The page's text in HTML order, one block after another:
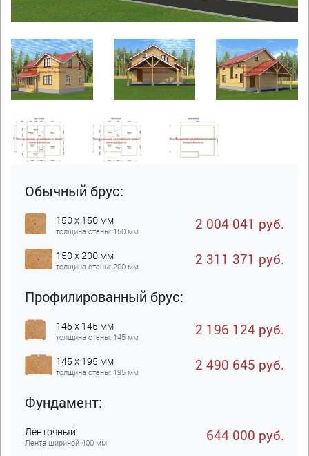
Обычный брус:
150 x 150 мм
толщина стены: 150 мм 2 004 041 руб.
150 x 200 мм
толщина стены: 200 мм 2 311 371 руб.
Профилированный брус:
145 x 145 мм
толщина стены: 145 мм 2 196 124 руб.
145 x 195 мм
толщина стены: 195 мм 2 490 645 руб.
Фундамент:
Ленточный
Лента шириной 400 мм 644 000 руб.